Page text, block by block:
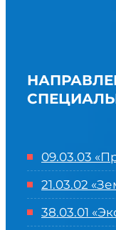
09.03.03
21.03.02
38.03.01